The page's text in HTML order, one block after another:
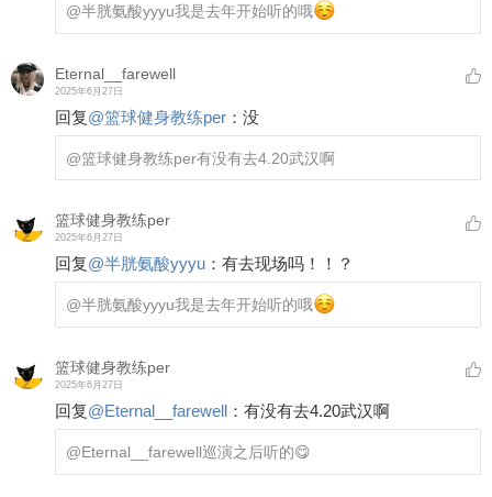
@半胱氨酸yyyu我是去年开始听的哦
Eternal__farewell
2025年6月27日
回复@篮球健身教练per ： 没
@篮球健身教练per有没有去4.20武汉啊
篮球健身教练per
2025年6月27日
回复@半胱氨酸yyyu ： 有去现场吗！！？
@半胱氨酸yyyu我是去年开始听的哦
篮球健身教练per
2025年6月27日
回复@Eternal__farewell ： 有没有去4.20武汉啊
@Eternal__farewell巡演之后听的😋